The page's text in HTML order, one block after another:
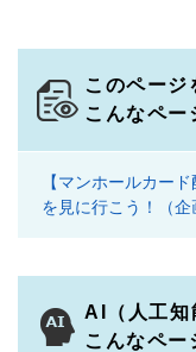
このページ
こんなペー
【マンホールカー
を見に行こう！（企
AI（人工知
こんなペー